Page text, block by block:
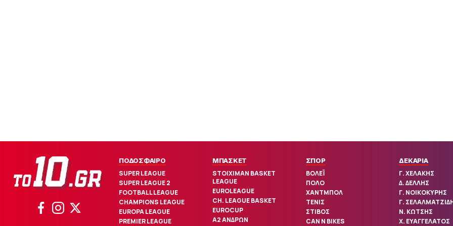
ΠΟΔΟΣΦΑΙΡΟ
SUPER LEAGUE
SUPER LEAGUE 2
FOOTBALL LEAGUE
CHAMPIONS LEAGUE
EUROPA LEAGUE
PREMIER LEAGUE
ΜΠΑΣΚΕΤ
STOIXIMAN BASKET
LEAGUE
EUROLEAGUE
CH. LEAGUE BASKET
EUROCUP
Α2 ΑΝΔΡΩΝ
ΣΠΟΡ
ΒΟΛΕΪ
ΠΟΛΟ
ΧΑΝΤΜΠΟΛ
ΤΕΝΙΣ
ΣΤΙΒΟΣ
CAN N BIKES
ΔΕΚΑΡΙΑ
Γ. ΧΕΛΑΚΗΣ
Δ. ΔΕΛΛΗΣ
Γ. ΝΟΙΚΟΚΥΡΗΣ
Γ.
Ν. ΚΩΤΣΗΣ
Χ. ΕΥΑΓΓΕΛΑΤΟΣ